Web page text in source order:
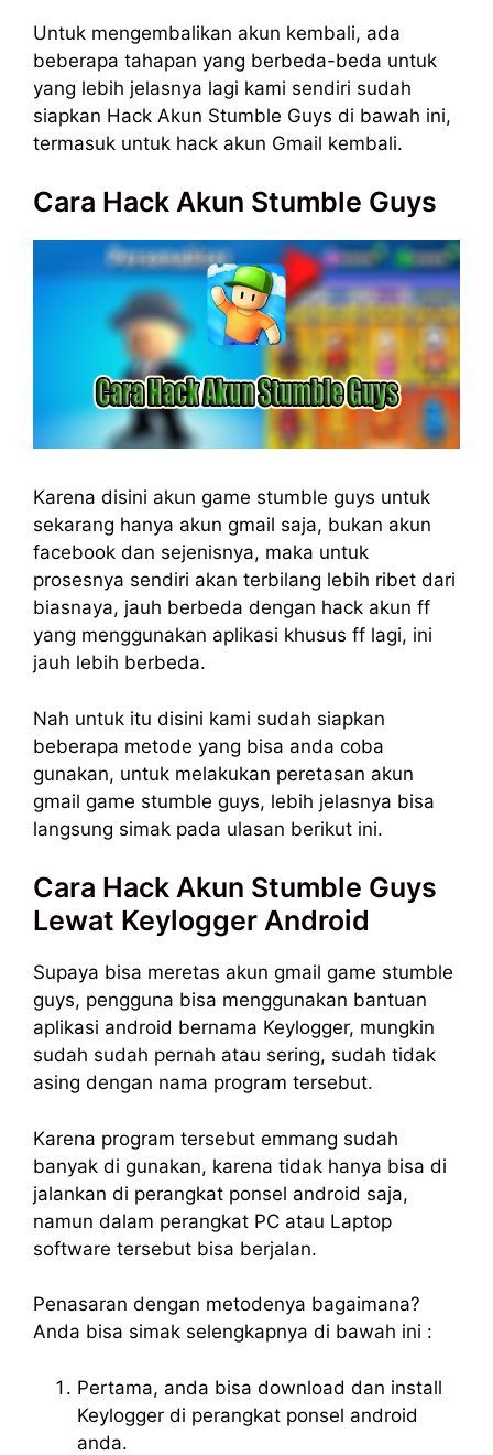
Untuk mengembalikan akun kembali, ada
beberapa tahapan yang berbeda-beda untuk
yang lebih jelasnya lagi kami sendiri sudah
siapkan Hack Akun Stumble Guys di bawah ini,
termasuk untuk hack akun Gmail kembali.
Cara Hack Akun Stumble Guys
Karena disini akun game stumble guys untuk
sekarang hanya akun gmail saja, bukan akun
facebook dan sejenisnya, maka untuk
prosesnya sendiri akan terbilang lebih ribet dari
biasnaya, jauh berbeda dengan hack akun ff
yang menggunakan aplikasi khusus ff lagi, ini
jauh lebih berbeda.
Nah untuk itu disini kami sudah siapkan
beberapa metode yang bisa anda coba
gunakan, untuk melakukan peretasan akun
gmail game stumble guys, lebih jelasnya bisa
langsung simak pada ulasan berikut ini.
Cara Hack Akun Stumble Guys
Lewat Keylogger Android
Supaya bisa meretas akun gmail game stumble
guys, pengguna bisa menggunakan bantuan
aplikasi android bernama Keylogger, mungkin
sudah sudah pernah atau sering, sudah tidak
asing dengan nama program tersebut.
Karena program tersebut emmang sudah
banyak di gunakan, karena tidak hanya bisa di
jalankan di perangkat ponsel android saja,
namun dalam perangkat PC atau Laptop
software tersebut bisa berjalan.
Penasaran dengan metodenya bagaimana?
Anda bisa simak selengkapnya di bawah ini :
Pertama, anda bisa download dan install
Keylogger di perangkat ponsel android
anda.